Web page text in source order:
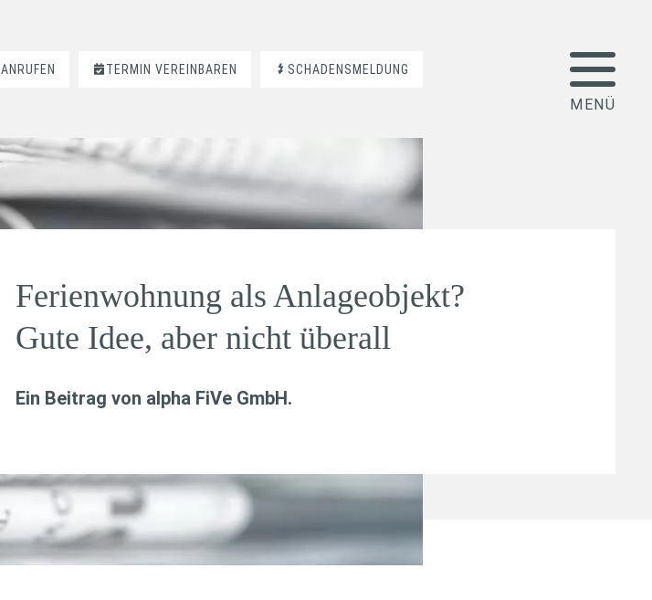
ANRUFEN TERMIN VEREINBAREN SCHADENSMELDUNG
Ferienwohnung als Anlageobjekt?
Gute Idee, aber nicht überall
Ein Beitrag von alpha FiVe GmbH.